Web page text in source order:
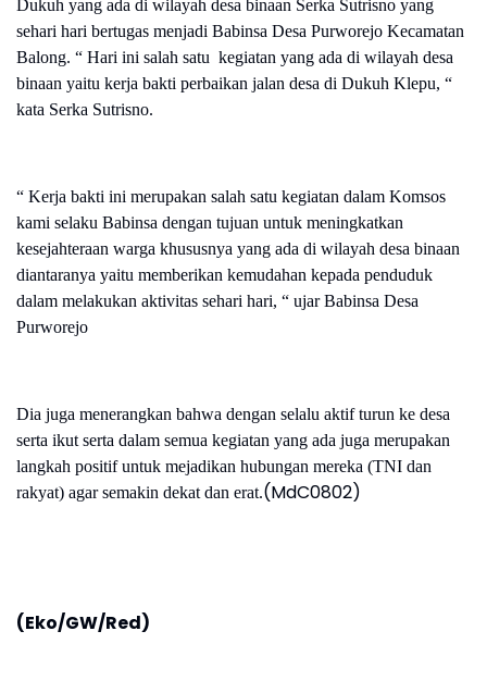
Dukuh yang ada di wilayah desa binaan Serka Sutrisno yang
sehari hari bertugas menjadi Babinsa Desa Purworejo Kecamatan
Balong. “ Hari ini salah satu kegiatan yang ada di wilayah desa
binaan yaitu kerja bakti perbaikan jalan desa di Dukuh Klepu, “
kata Serka Sutrisno.
“ Kerja bakti ini merupakan salah satu kegiatan dalam Komsos
kami selaku Babinsa dengan tujuan untuk meningkatkan
kesejahteraan warga khususnya yang ada di wilayah desa binaan
diantaranya yaitu memberikan kemudahan kepada penduduk
dalam melakukan aktivitas sehari hari, “ ujar Babinsa Desa
Purworejo
Dia juga menerangkan bahwa dengan selalu aktif turun ke desa
serta ikut serta dalam semua kegiatan yang ada juga merupakan
langkah positif untuk mejadikan hubungan mereka (TNI dan
rakyat) agar semakin dekat dan erat.(MdC0802)
(Eko/GW/Red)